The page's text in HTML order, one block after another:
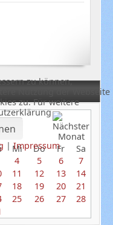
Mi Do Fr
Sa
4 5 6
7
11 12 13
14
18 19 20
21
25 26 27
28
zu können,
Nutzung der Webseite
zu. Für weitere
|Impressum